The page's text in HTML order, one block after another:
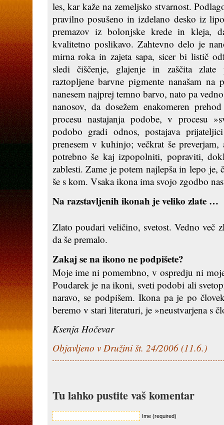
les, kar kaže na zemeljsko stvarnost.
pravilno posušeno in izdelano desko iz
premazov iz bolonjske krede in kleja,
kvalitetno poslikavo. Zahtevno delo je
mirna roka in zajeta sapa, sicer bi listič
sledi čiščenje, glajenje in zaščita
raztopljene barvne pigmente nanašam na
nanesem najprej temno barvo, nato pa
nanosov, da dosežem enakomeren
procesu nastajanja podobe, v procesu
podobo gradi odnos, postajava
prenesem v kuhinjo; večkrat še
potrebno še kaj izpopolniti, popraviti,
zablesti. Zame je potem najlepša in lepo
še s kom. Vsaka ikona ima svojo zgodbo
Na razstavljenih ikonah je veliko zlate …
Zlato poudari veličino, svetost. Vedno več
da še premalo.
Zakaj se na ikono ne podpišete?
Moje ime ni pomembno, v ospredju ni
Poudarek je na ikoni, sveti podobi ali
naravo, se podpišem. Ikona pa je po
beremo v stari literaturi, je »neustvarjena s
Ksenja Hočevar
Objavljeno v Družini št. 24/2006 (11.6.)
Tu lahko pustite vaš komentar
Ime (required)